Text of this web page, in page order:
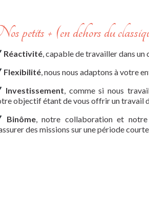
petits + (en dehors du
Réactivité, capable de travailler dans un
Flexibilité, nous nous adaptons à votre
Investissement, comme si nous
objectif étant de vous offrir un travail
Binôme, notre collaboration et notre
des missions sur une période